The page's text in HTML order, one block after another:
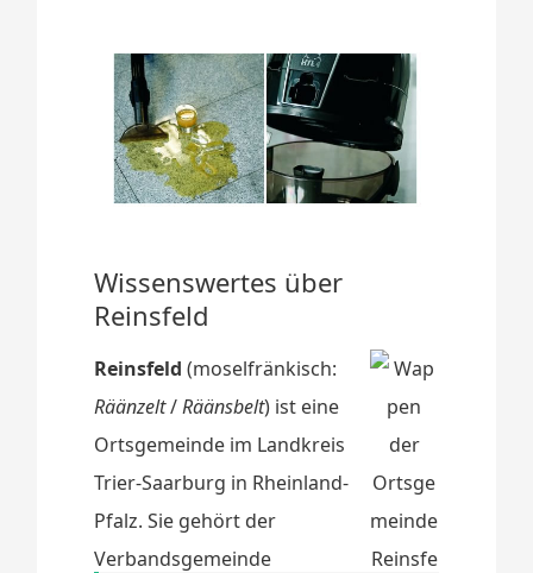
Wissenswertes über
Reinsfeld
Reinsfeld (moselfränkisch:
Räänzelt/Räänsbelt) ist eine
Ortsgemeinde im Landkreis
Trier-Saarburg in Rheinland-
Pfalz. Sie gehört der
Verbandsgemeinde